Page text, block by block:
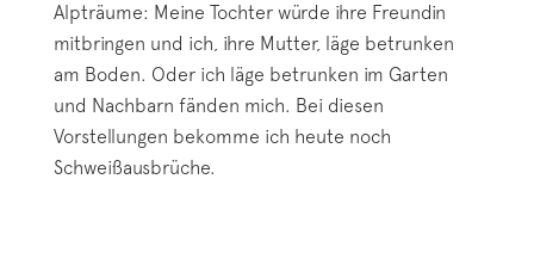
Alpträume: Meine Tochter würde ihre Freundin
mitbringen und ich, ihre Mutter, läge betrunken
am Boden. Oder ich läge betrunken im Garten
und Nachbarn fänden mich. Bei diesen
Vorstellungen bekomme ich heute noch
Schweißausbrüche.